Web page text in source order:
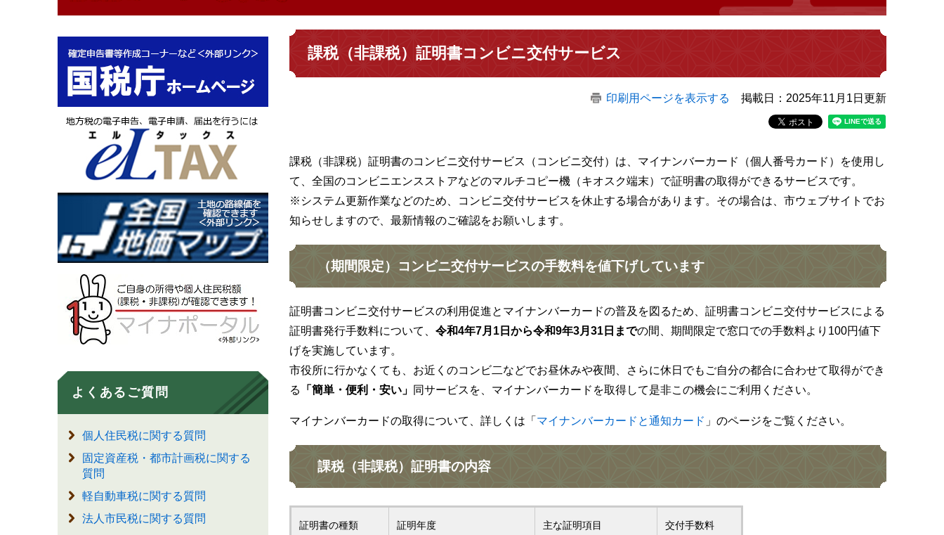
よくあるご質問
個人住民税に関する質問
固定資産税・都市計画税に関する
質問
軽自動車税に関する質問
法人市民税に関する質問
課税（非課税）証明書コンビニ交付サービス
印刷用ページを表示する 掲載日：2025年11月1日更新
課税（非課税）証明書のコンビニ交付サービス（コンビニ交付）は、マイナンバーカード（個人番号カード）を使用し
て、全国のコンビニエンスストアなどのマルチコピー機（キオスク端末）で証明書の取得ができるサービスです。
※システム更新作業などのため、コンビニ交付サービスを休止する場合があります。その場合は、市ウェブサイトでお
知らせしますので、最新情報のご確認をお願いします。
（期間限定）コンビニ交付サービスの手数料を値下げしています
証明書コンビニ交付サービスの利用促進とマイナンバーカードの普及を図るため、証明書コンビニ交付サービスによる
証明書発行手数料について、 令和4年7月1日から令和9年3月31日までの間、期間限定で窓口での手数料より100円値下
げを実施しています。
市役所に行かなくても、お近くのコンビ二などでお昼休みや夜間、さらに休日でもご自分の都合に合わせて取得ができ
る
「簡単・便利・安い」 同サービスを、マイナンバーカードを取得して是非この機会にご利用ください。
マイナンバーカードの取得について、詳しくは「 マイナンバーカードと通知カード 」のページをご覧ください。
課税（非課税）証明書の内容
証明書の種類 証明年度 主な証明項目 交付手数料